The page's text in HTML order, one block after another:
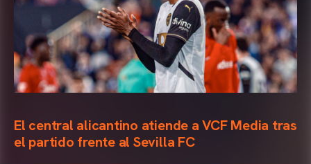
El central alicantino atiende a VCF Media tras
el partido frente al Sevilla FC